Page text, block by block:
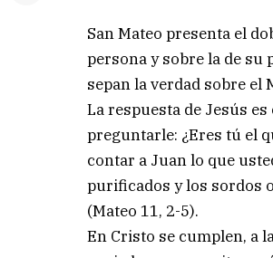
San Mateo presenta el
persona y sobre la de su
sepan la verdad sobre el
La respuesta de Jesús
preguntarle: ¿Eres tú el
contar a Juan lo que
purificados y los sordos
(Mateo 11, 2-5).
En Cristo se cumplen, a